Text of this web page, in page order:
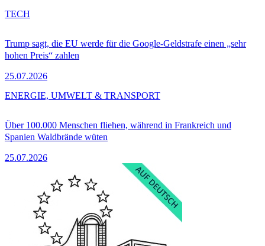
Trump sagt, die EU werde für die Google-Geldstrafe einen „sehr
hohen Preis“ zahlen
25.07.2026
TECH
Über 100.000 Menschen fliehen, während in Frankreich und
Spanien Waldbrände wüten
25.07.2026
ENERGIE, UMWELT & TRANSPORT